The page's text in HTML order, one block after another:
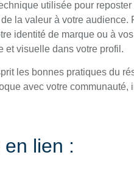
utilisée pour
de la valeur à votre
identité de marque ou à
et visuelle dans votre profil.
les bonnes pratiques du
avec votre
lien :